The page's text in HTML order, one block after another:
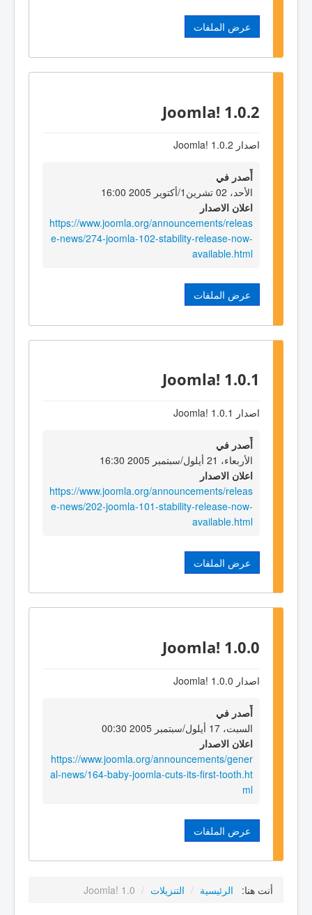
عرض الملفات
Joomla! 1.0.2
اصدار Joomla! 1.0.2
أٌصدر في
الأحد، 02 تشرين1/أكتوير 2005 16:00
اعلان الاصدار
https://www.joomla.org/announcements/releas
e-news/274-joomla-102-stability-release-now-
available.html
عرض الملفات
Joomla! 1.0.1
اصدار Joomla! 1.0.1
أٌصدر في
الأربعاء، 21 أيلول/سبتمبر 2005 16:30
اعلان الاصدار
https://www.joomla.org/announcements/releas
e-news/202-joomla-101-stability-release-now-
available.html
عرض الملفات
Joomla! 1.0.0
اصدار Joomla! 1.0.0
أٌصدر في
السبت، 17 أيلول/سبتمبر 2005 00:30
اعلان الاصدار
https://www.joomla.org/announcements/gener
al-news/164-baby-joomla-cuts-its-first-tooth.ht
ml
عرض الملفات
أنت هنا: الرئيسية / التنزيلات /
Joomla! 1.0